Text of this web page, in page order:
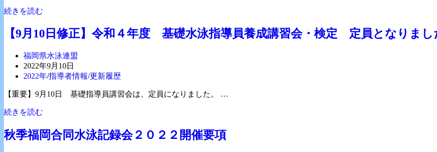
要
記
録
会
日:
ゴ
ー:
続きを読む
３
７
回
福
岡
県
Ｓ
大
会・
【9月10日修正】令和４年度 基礎水泳指導員養成講習会・検定 定員となりまし
投
稿
者:
福岡県水泳連盟
投
稿
開
日:
2022年9月10日
投
カ
ゴ
ー:
2022年/指導者情報/更新履歴
【重要】9月10日 基礎指導員講習会は、定員になりました。 …
続きを読む
10
日
秋季福岡合同水泳記録会２０２２開催要項